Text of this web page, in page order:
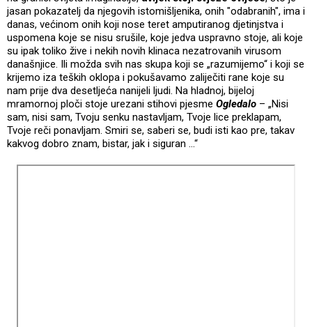
jasan pokazatelj da njegovih istomišljenika, onih "odabranih", ima i
danas, većinom onih koji nose teret amputiranog djetinjstva i
uspomena koje se nisu srušile, koje jedva uspravno stoje, ali koje
su ipak toliko žive i nekih novih klinaca nezatrovanih virusom
današnjice. Ili možda svih nas skupa koji se „razumijemo“ i koji se
krijemo iza teških oklopa i pokušavamo zaliječiti rane koje su
nam prije dva desetljeća nanijeli ljudi. Na hladnoj, bijeloj
mramornoj ploči stoje urezani stihovi pjesme Ogledalo – „Nisi
sam, nisi sam, Tvoju senku nastavljam, Tvoje lice preklapam,
Tvoje reči ponavljam. Smiri se, saberi se, budi isti kao pre, takav
kakvog dobro znam, bistar, jak i siguran ...“